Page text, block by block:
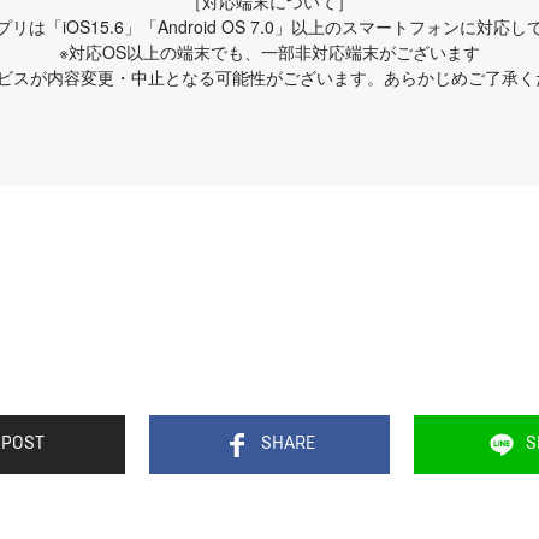
リは「iOS15.6」「Android OS 7.0」以上のスマートフォンに対応し
※対応OS以上の端末でも、一部非対応端末がございます
スが内容変更・中止となる可能性がございます。あらかじめご了承
POST SHARE